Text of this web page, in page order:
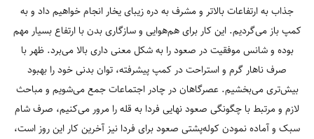
جذاب به ارتفاعات بالاتر و مشرف به دره زیبای یخار انجام خواهیم داد و به
کمپ باز می‌گردیم. این کار برای هم‌هوایی و سازگاری بدن با ارتفاع بسیار مهم
بوده و شانس موفقیت در صعود را به شکل معنی داری بالا می‌برد. ظهر با
صرف ناهار گرم و استراحت در کمپ پیشرفته، توان بدنی خود را بهبود
بیش‌تری می‌بخشیم. عصرگاهان در چادر اجتماعات جمع می‌شویم و مباحث
لازم و مرتبط با چگونگی صعود نهایی فردا به قله را مرور می‌کنیم، صرف شام
سبک و آماده نمودن کوله‌پشتی صعود برای فردا نیز آخرین کار این روز است،